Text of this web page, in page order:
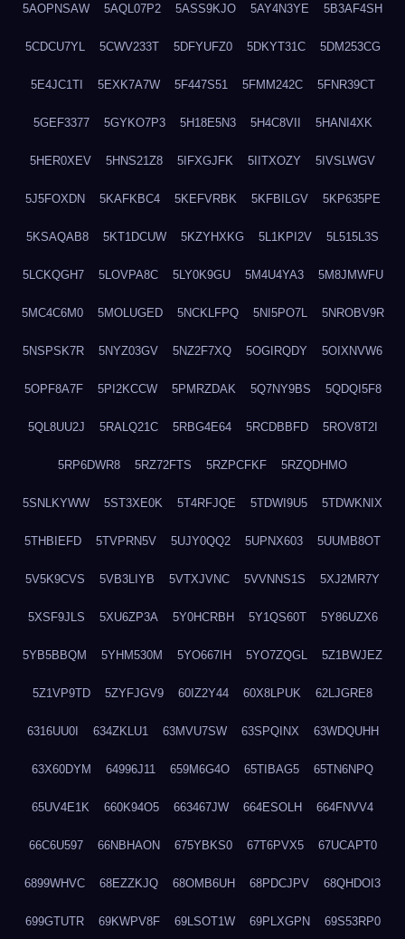
5AOPNSAW 5AQL07P2 5ASS9KJO 5AY4N3YE 5B3AF4SH
5CDCU7YL 5CWV233T 5DFYUFZ0 5DKYT31C 5DM253CG
5E4JC1TI 5EXK7A7W 5F447S51 5FMM242C 5FNR39CT
5GEF3377 5GYKO7P3 5H18E5N3 5H4C8VII 5HANI4XK
5HER0XEV 5HNS21Z8 5IFXGJFK 5IITXOZY 5IVSLWGV
5J5FOXDN 5KAFKBC4 5KEFVRBK 5KFBILGV 5KP635PE
5KSAQAB8 5KT1DCUW 5KZYHXKG 5L1KPI2V 5L515L3S
5LCKQGH7 5LOVPA8C 5LY0K9GU 5M4U4YA3 5M8JMWFU
5MC4C6M0 5MOLUGED 5NCKLFPQ 5NI5PO7L 5NROBV9R
5NSPSK7R 5NYZ03GV 5NZ2F7XQ 5OGIRQDY 5OIXNVW6
5OPF8A7F 5PI2KCCW 5PMRZDAK 5Q7NY9BS 5QDQI5F8
5QL8UU2J 5RALQ21C 5RBG4E64 5RCDBBFD 5ROV8T2I
5RP6DWR8 5RZ72FTS 5RZPCFKF 5RZQDHMO
5SNLKYWW 5ST3XE0K 5T4RFJQE 5TDWI9U5 5TDWKNIX
5THBIEFD 5TVPRN5V 5UJY0QQ2 5UPNX603 5UUMB8OT
5V5K9CVS 5VB3LIYB 5VTXJVNC 5VVNNS1S 5XJ2MR7Y
5XSF9JLS 5XU6ZP3A 5Y0HCRBH 5Y1QS60T 5Y86UZX6
5YB5BBQM 5YHM530M 5YO667IH 5YO7ZQGL 5Z1BWJEZ
5Z1VP9TD 5ZYFJGV9 60IZ2Y44 60X8LPUK 62LJGRE8
6316UU0I 634ZKLU1 63MVU7SW 63SPQINX 63WDQUHH
63X60DYM 64996J11 659M6G4O 65TIBAG5 65TN6NPQ
65UV4E1K 660K94O5 663467JW 664ESOLH 664FNVV4
66C6U597 66NBHAON 675YBKS0 67T6PVX5 67UCAPT0
6899WHVC 68EZZKJQ 68OMB6UH 68PDCJPV 68QHDOI3
699GTUTR 69KWPV8F 69LSOT1W 69PLXGPN 69S53RP0